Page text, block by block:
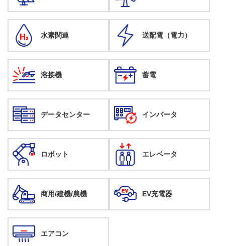
水素関連 送配電（電力）
溶接機 蓄電
データセンター インバータ
ロボット エレベータ
商用/建機/農機 EV充電器
エアコン